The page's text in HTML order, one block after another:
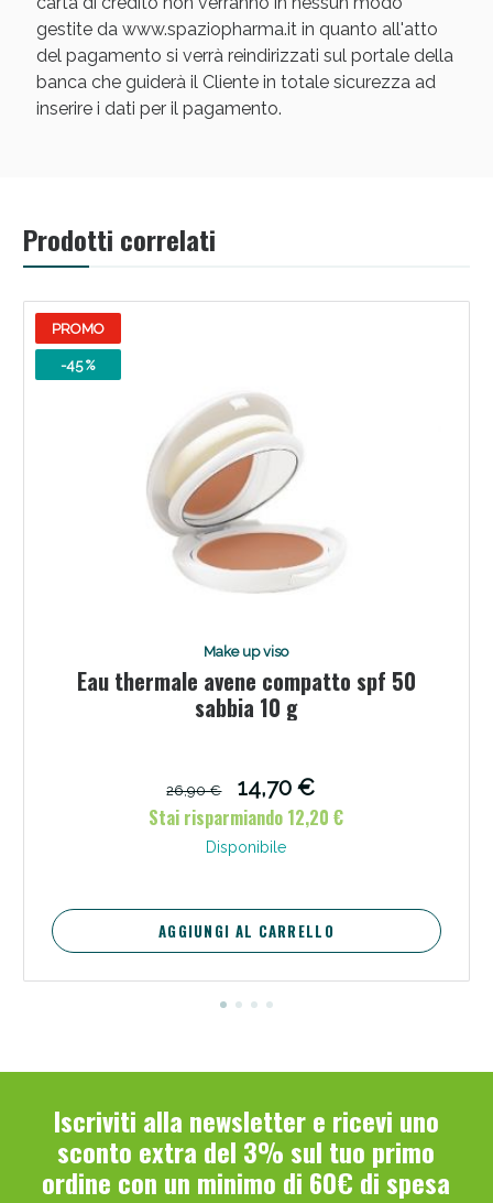
gestite da www.spaziopharma.it in quanto all'atto
del pagamento si verrà reindirizzati sul portale della
banca che guiderà il Cliente in totale sicurezza ad
inserire i dati per il pagamento.
Prodotti correlati
PROMO
-45 %
Make up viso
Eau thermale avene compatto spf 50
sabbia 10 g
26,90 €
14,70 €
Stai risparmiando 12,20 €
Disponibile
AGGIUNGI AL CARRELLO
Iscriviti alla newsletter e ricevi uno
sconto extra del 3% sul tuo primo
ordine con un minimo di 60€ di spesa